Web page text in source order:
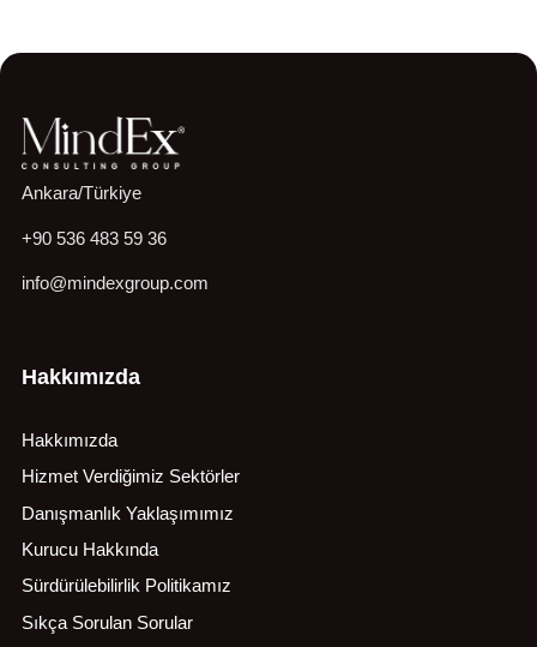
Ankara/Türkiye
+90 536 483 59 36
info@mindexgroup.com
Hakkımızda
Hakkımızda
Hizmet Verdiğimiz Sektörler
Danışmanlık Yaklaşımımız
Kurucu Hakkında
Sürdürülebilirlik Politikamız
Sıkça Sorulan Sorular